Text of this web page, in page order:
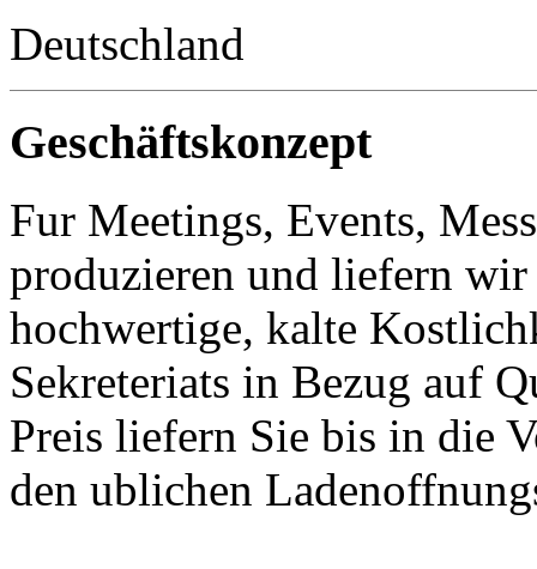
Deutschland
Geschäftskonzept
Fur Meetings, Events,
produzieren und liefern
hochwertige, kalte
Sekreteriats in Bezug auf
Preis liefern Sie bis in die
den ublichen